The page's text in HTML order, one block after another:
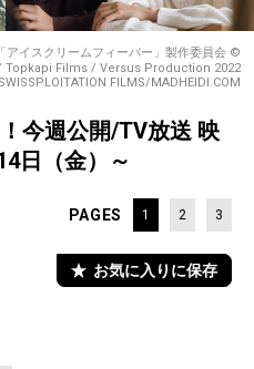
アイスクリームフィーバー」製作委員会 ©
Films / Versus Production 2022
FILMS/MADHEIDI.COM
！今週公開/TV放送 映
日（金）～
PAGES 1 2 3
お気に入りに保存